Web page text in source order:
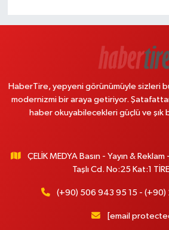
HaberTire, yepyeni görünümüyle sizleri
modernizmi bir araya getiriyor.
haber okuyabilecekleri güçlü ve şık
ÇELİK MEDYA Basın - Yayın & Reklam
Taşlı Cd. No:25 Kat:1
(+90) 506 943 95 15 - (+90)
[email